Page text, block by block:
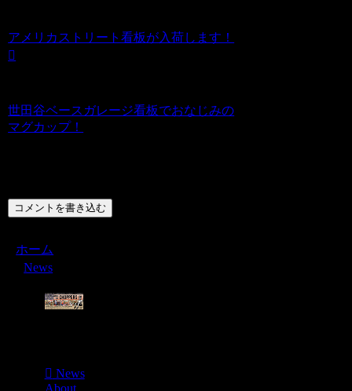
アメリカストリート看板が入荷します！
世田谷ベースガレージ看板でおなじみの
マグカップ！
コメントを書き込む
ホーム
News
News
About